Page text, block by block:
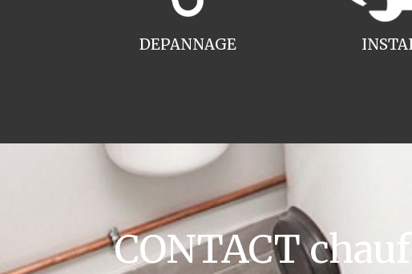
DEPANNAGE
CONTACT